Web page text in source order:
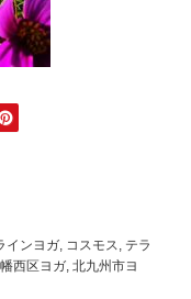
インヨガ コスモス
テラ
西区ヨガ 北九州市ヨ